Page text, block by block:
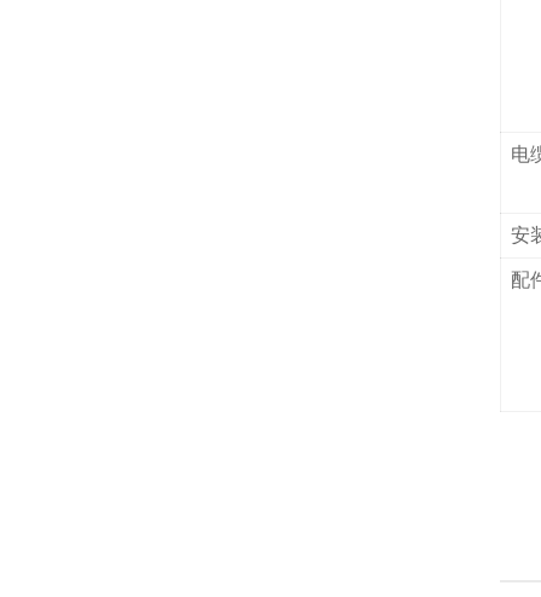
电
安
配